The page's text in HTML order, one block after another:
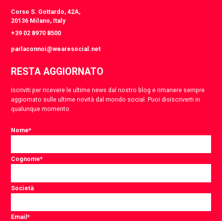
Corso S. Gottardo, 42A,
20136 Milano, Italy
+39 02 8970 8500
parlaconnoi@wearesocial.net
RESTA AGGIORNATO
Iscriviti per ricevere le ultime news dal nostro blog e rimanere sempre
aggiornato sulle ultime novità dal mondo social. Puoi disiscriverti in
qualunque momento.
Nome*
Cognome*
Società
Email*